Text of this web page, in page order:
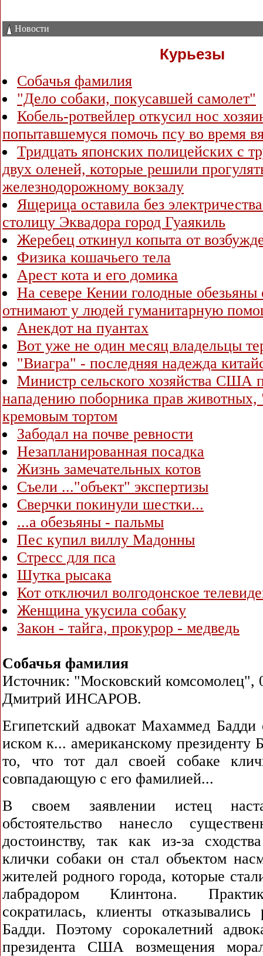
Новости
Курьезы
Собачья фамилия
"Дело собаки, покусавшей самолет"
Кобель-ротвейлер откусил нос
попытавшемуся помочь псу во время
Тридцать японских полицейских с
двух оленей, которые решили
железнодорожному вокзалу
Ящерица оставила без
столицу Эквадора город Гуаякиль
Жеребец откинул копыта от
Физика кошачьего тела
Арест кота и его домика
На севере Кении голодные обезьяны
отнимают у людей гуманитарную
Анекдот на пуантах
Вот уже не один месяц владельцы
"Виагра" - последняя надежда
Министр сельского хозяйства США
нападению поборника прав животных,
кремовым тортом
Забодал на почве ревности
Незапланированная посадка
Жизнь замечательных котов
Съели ..."объект" экспертизы
Сверчки покинули шестки...
...а обезьяны - пальмы
Пес купил виллу Мадонны
Стресс для пса
Шутка рысака
Кот отключил волгодонское
Женщина укусила собаку
Закон - тайга, прокурор - медведь
Собачья фамилия
Источник: "Московский комсомолец",
Дмитрий ИНСАРОВ.
Египетский адвокат Махаммед Бадди
иском к... американскому президенту
то, что тот дал своей собаке
совпадающую с его фамилией...
В своем заявлении истец
обстоятельство нанесло
достоинству, так как из-за
клички собаки он стал объектом
жителей родного города, которые
лабрадором Клинтона.
сократилась, клиенты
Бадди. Поэтому сорокалетний
президента США возмещения